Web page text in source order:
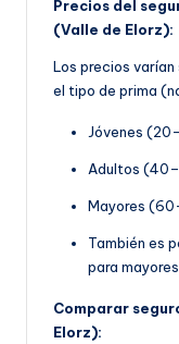
Precios del
(Valle de Elorz):
Los precios varían
el tipo de prima
Jóvenes
Adultos
Mayores
También es
para mayores.
Comparar
Elorz):